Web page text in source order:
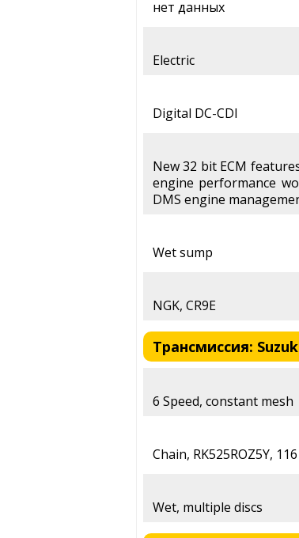
нет данных
Electric
Digital DC-CDI
New 32 bit ECM
engine performance
DMS engine
Wet sump
NGK, CR9E
Трансмиссия:
6 Speed, constant mesh
Chain, RK525ROZ5Y,
Wet, multiple discs